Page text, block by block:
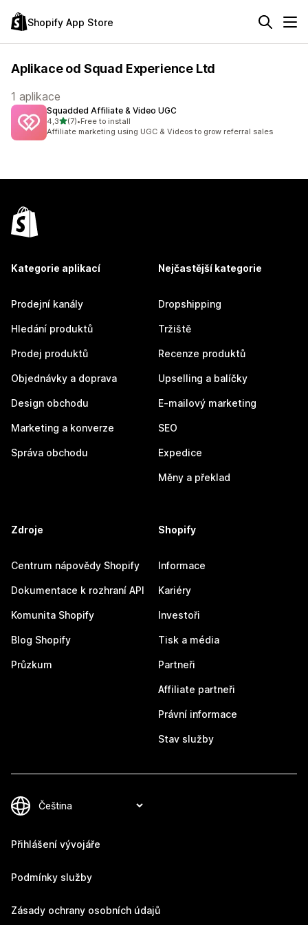
Shopify App Store
Aplikace od Squad Experience Ltd
1 aplikace
Squadded Affiliate & Video UGC
4,3z 5 hvězd
(7)
Celkový počet recenzí: 7
•Free to install
Affiliate marketing using UGC & Videos to grow referral sales
Kategorie aplikací
Prodejní kanály
Hledání produktů
Prodej produktů
Objednávky a doprava
Design obchodu
Marketing a konverze
Správa obchodu
Nejčastější kategorie
Dropshipping
Tržiště
Recenze produktů
Upselling a balíčky
E-mailový marketing
SEO
Expedice
Měny a překlad
Zdroje
Centrum nápovědy Shopify
Dokumentace k rozhraní API
Komunita Shopify
Blog Shopify
Průzkum
Shopify
Informace
Kariéry
Investoři
Tisk a média
Partneři
Affiliate partneři
Právní informace
Stav služby
Přihlášení vývojáře
Podmínky služby
Zásady ochrany osobních údajů